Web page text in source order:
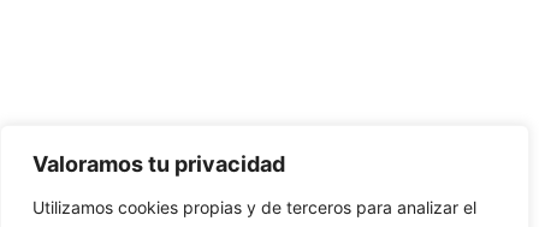
Valoramos tu privacidad
Utilizamos cookies propias y de terceros para analizar el